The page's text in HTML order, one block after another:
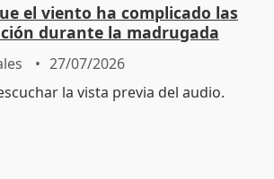
el viento ha complicado las
durante la madrugada
27/07/2026